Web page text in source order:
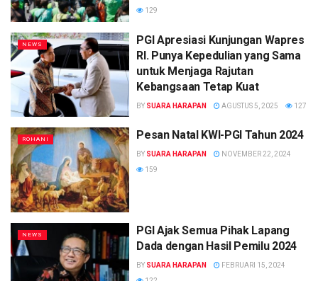
129
NEWS
PGI Apresiasi Kunjungan Wapres
RI. Punya Kepedulian yang Sama
untuk Menjaga Rajutan
Kebangsaan Tetap Kuat
BY SUARA HARAPAN AGUSTUS 5, 2025 127
ROHANI Pesan Natal KWI-PGI Tahun 2024
BY SUARA HARAPAN
NOVEMBER 22, 2024
159
NEWS
PGI Ajak Semua Pihak Lapang
Dada dengan Hasil Pemilu 2024
BY SUARA HARAPAN
FEBRUARI 15, 2024